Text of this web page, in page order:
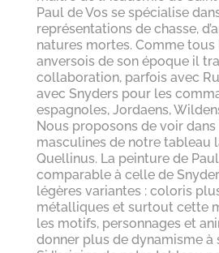
Paul de Vos se spécialise
représentations de chasse,
natures mortes. Comme tous
anversois de son époque il
collaboration, parfois avec
avec Snyders pour les
espagnoles, Jordaens,
Nous proposons de voir
masculines de notre tableau
Quellinus. La peinture de
comparable à celle de
légères variantes : coloris
métalliques et surtout cette
les motifs, personnages et
donner plus de dynamisme à